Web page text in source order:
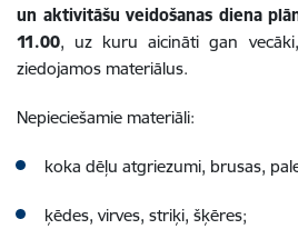
un aktivitāšu veidošanas diena
11.00, uz kuru aicināti gan
ziedojamos materiālus.
Nepieciešamie materiāli:
koka dēļu atgriezumi, brusas,
ķēdes, virves, striķi, šķēres;